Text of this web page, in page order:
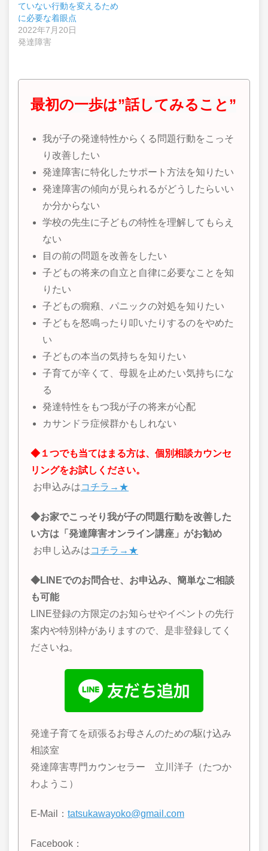
ていない行動を変えるため
に必要な着眼点
2022年7月20日
発達障害
最初の一歩は”話してみること”
我が子の発達特性からくる問題行動をこっそ
り改善したい
発達障害に特化したサポート方法を知りたい
発達障害の傾向が見られるがどうしたらいい
か分からない
学校の先生に子どもの特性を理解してもらえ
ない
目の前の問題を改善をしたい
子どもの将来の自立と自律に必要なことを知
りたい
子どもの癇癪、パニックの対処を知りたい
子どもを怒鳴ったり叩いたりするのをやめた
い
子どもの本当の気持ちを知りたい
子育てが辛くて、母親を止めたい気持ちにな
る
発達特性をもつ我が子の将来が心配
カサンドラ症候群かもしれない
◆１つでも当てはまる方は、個別相談カウンセ
リングをお試しください。
お申込みはコチラ→★
◆お家でこっそり我が子の問題行動を改善した
い方は「発達障害オンライン講座」がお勧め
お申し込みはコチラ→★
◆LINEでのお問合せ、お申込み、簡単なご相談
も可能
LINE登録の方限定のお知らせやイベントの先行
案内や特別枠がありますので、是非登録してく
ださいね。
発達子育てを頑張るお母さんのための駆け込み
相談室
発達障害専門カウンセラー 立川洋子（たつか
わようこ）
E-Mail： tatsukawayoko@gmail.com
Facebook：